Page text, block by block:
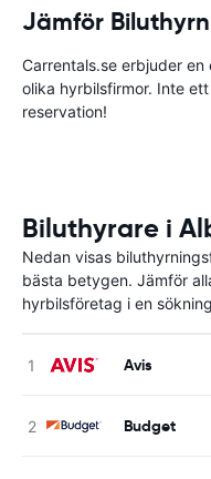
Jämför
Carrentals.se erbjuder
olika hyrbilsfirmor. Inte
reservation!
Biluthyrare i
Nedan visas
bästa betygen. Jämför
hyrbilsföretag i en
Avis
Budget